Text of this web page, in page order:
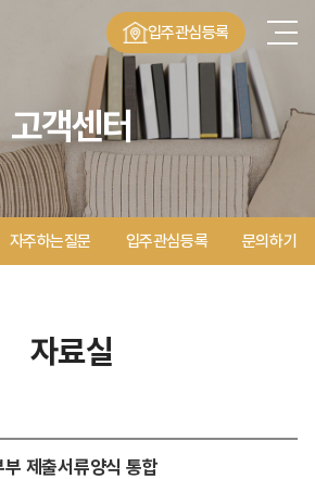
입주관심등록
고객센터
자주하는질문 입주관심등록 문의하기
자료실
제출서류양식 통합